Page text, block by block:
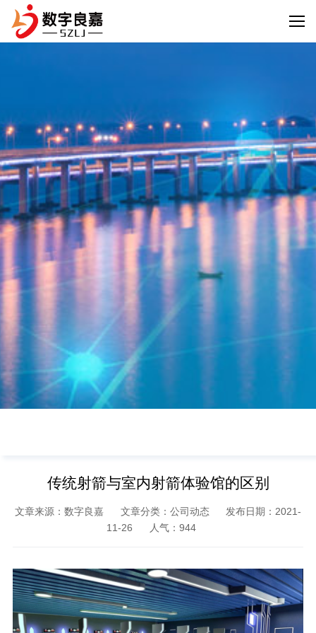
传统射箭与室内射箭体验馆的区别
文章来源：数字良嘉 文章分类：公司动态
发布日期：2021-
11-26
人气： 944